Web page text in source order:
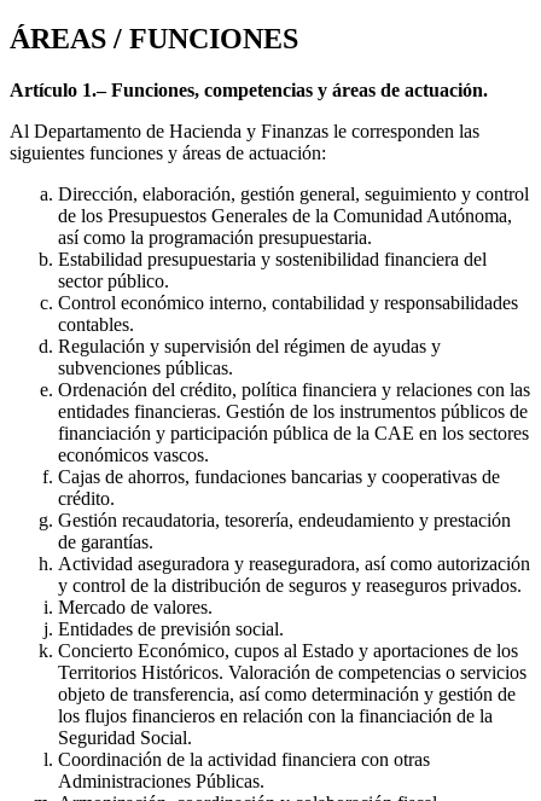
ÁREAS / FUNCIONES
Artículo 1.– Funciones, competencias y áreas de actuación.
Al Departamento de Hacienda y Finanzas le corresponden las
siguientes funciones y áreas de actuación:
Dirección, elaboración, gestión general, seguimiento y control
de los Presupuestos Generales de la Comunidad Autónoma,
así como la programación presupuestaria.
Estabilidad presupuestaria y sostenibilidad financiera del
sector público.
Control económico interno, contabilidad y responsabilidades
contables.
Regulación y supervisión del régimen de ayudas y
subvenciones públicas.
Ordenación del crédito, política financiera y relaciones con las
entidades financieras. Gestión de los instrumentos públicos de
financiación y participación pública de la CAE en los sectores
económicos vascos.
Cajas de ahorros, fundaciones bancarias y cooperativas de
crédito.
Gestión recaudatoria, tesorería, endeudamiento y prestación
de garantías.
Actividad aseguradora y reaseguradora, así como autorización
y control de la distribución de seguros y reaseguros privados.
Mercado de valores.
Entidades de previsión social.
Concierto Económico, cupos al Estado y aportaciones de los
Territorios Históricos. Valoración de competencias o servicios
objeto de transferencia, así como determinación y gestión de
los flujos financieros en relación con la financiación de la
Seguridad Social.
Coordinación de la actividad financiera con otras
Administraciones Públicas.